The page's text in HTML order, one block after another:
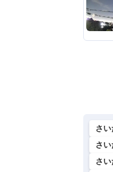
さ
さ
さ